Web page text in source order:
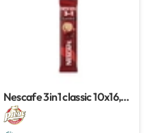
Nescafe 3in1 classic10x16,5
g